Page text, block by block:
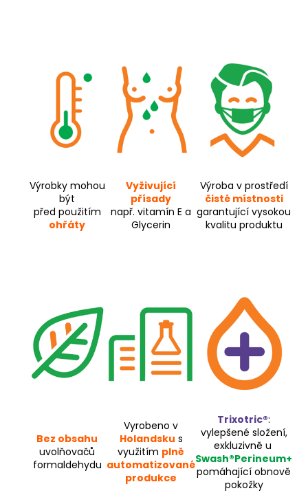
Výrobky mohou
být
před použitím
ohřáty
Vyživující
přísady
např. vitamín E a
Glycerin
Výroba v prostředí
čisté místnosti
garantující vysokou
kvalitu produktu
Bez obsahu
uvolňovačů
formaldehydu
Vyrobeno v
Holandsku s
využitím plně
automatizované
produkce
Trixotric®:
vylepšené složení,
exkluzivně u
Swash®Perineum+
pomáhající obnově
pokožky